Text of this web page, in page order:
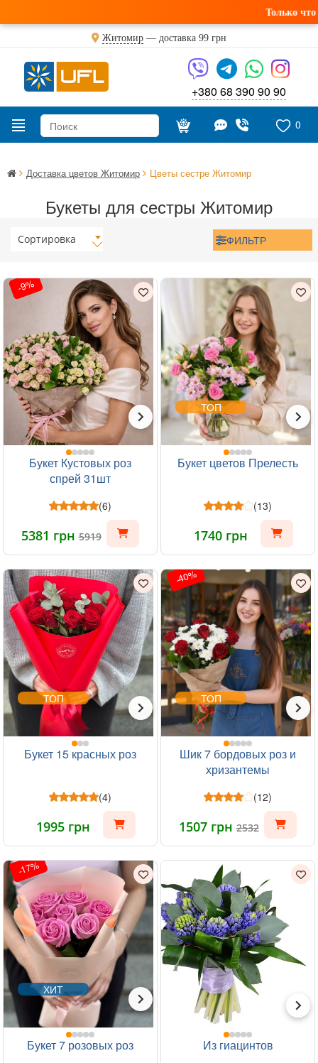
Только что
Житомир — доставка 99 грн
+380 68 390 90 90
0
Доставка цветов Житомир Цветы сестре Житомир
Букеты для сестры Житомир
Сортировка ФИЛЬТР
-9%
Букет Кустовых роз
спрей 31шт
(6)
5381 грн5919
ТОП
Букет цветов Прелесть
(13)
1740 грн
ТОП
Букет 15 красных роз
(4)
1995 грн
-40%
ТОП
Шик 7 бордовых роз и
хризантемы
(12)
1507 грн2532
-17%
ХИТ
Букет 7 розовых роз Из гиацинтов